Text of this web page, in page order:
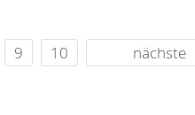
9 10 nächste